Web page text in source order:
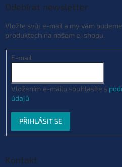
Odebírat newsletter
Vložte svůj e-mail a my vám
produktech na našem e-shopu.
E-mail
Vložením e-mailu souhlasíte s
údajů
PŘIHLÁSIT SE
Kontakt